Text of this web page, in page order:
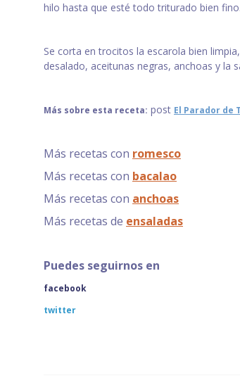
hilo hasta que esté todo triturado bien
Se corta en trocitos la escarola bien
desalado, aceitunas negras, anchoas y la
Más sobre esta receta: post El Parador de
Más recetas con romesco
Más recetas con bacalao
Más recetas con anchoas
Más recetas de ensaladas
Puedes seguirnos en
facebook
twitter